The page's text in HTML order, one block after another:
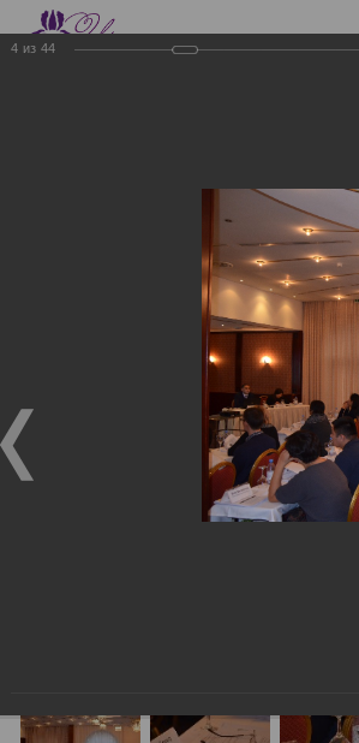
ЭЛЕКТРОННЫЕ
ФАКТУРЫ.
ЭЛЕКТРОННЫЕ СЧЕТА-
СКЛАД.
Семинар с КГД и разработчиками
4 из 44